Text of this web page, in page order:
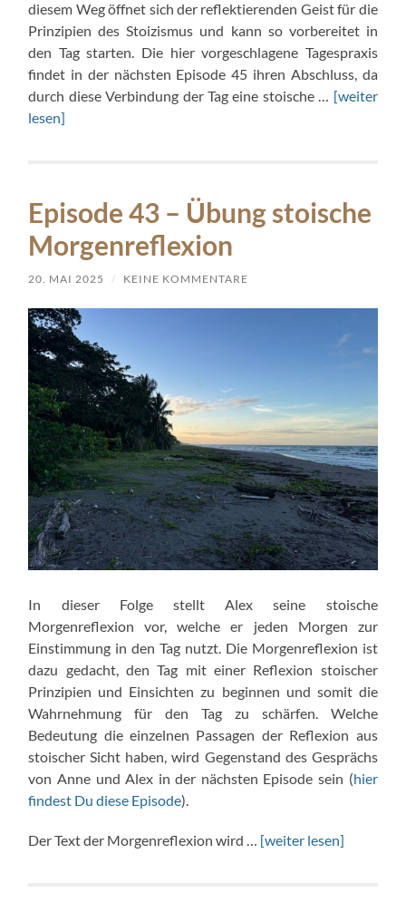
diesem Weg öffnet sich der reflektierenden Geist für die
Prinzipien des Stoizismus und kann so vorbereitet in
den Tag starten. Die hier vorgeschlagene Tagespraxis
findet in der nächsten Episode 45 ihren Abschluss, da
durch diese Verbindung der Tag eine stoische … [weiter
lesen]
Episode 43 – Übung stoische
Morgenreflexion
20. MAI 2025 / KEINE KOMMENTARE
In dieser Folge stellt Alex seine stoische
Morgenreflexion vor, welche er jeden Morgen zur
Einstimmung in den Tag nutzt. Die Morgenreflexion ist
dazu gedacht, den Tag mit einer Reflexion stoischer
Prinzipien und Einsichten zu beginnen und somit die
Wahrnehmung für den Tag zu schärfen. Welche
Bedeutung die einzelnen Passagen der Reflexion aus
stoischer Sicht haben, wird Gegenstand des Gesprächs
von Anne und Alex in der nächsten Episode sein (hier
findest Du diese Episode).
Der Text der Morgenreflexion wird … [weiter lesen]